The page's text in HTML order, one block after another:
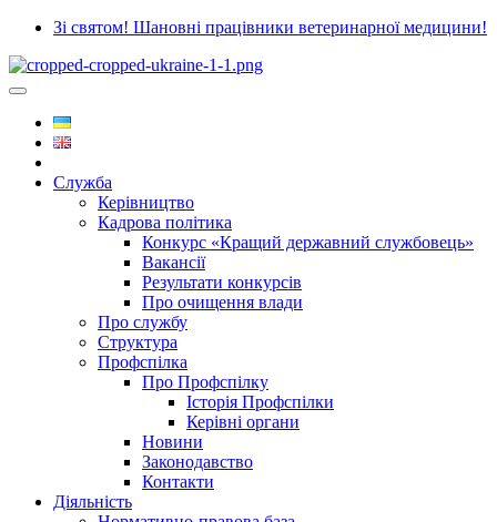
Зі святом! Шановні працівники ветеринарної медицини!
Служба
Керівництво
Кадрова політика
Конкурс «Кращий державний службовець»
Вакансії
Результати конкурсів
Про очищення влади
Про службу
Структура
Профспілка
Про Профспілку
Історія Профспілки
Керівні органи
Новини
Законодавство
Контакти
Діяльність